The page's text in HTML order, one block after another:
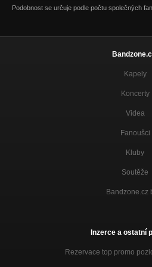
Relácia Bawagan s Boženom /Ilegality/ a
Relácia Bawagan s Tomaxom a s Dodom
Podobnost se určuje podle počtu společných
Kapely
Koncerty
Videa
Fanoušci
Kluby
Soutěže
Bandzone.cz
Inzerce a ostatní
Rezervace top promo